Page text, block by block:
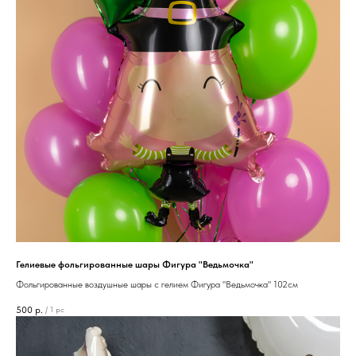
Гелиевые фольгированные шары Фигура "Ведьмочка"
Фольгированные воздушные шары с гелием Фигура "Ведьмочка" 102см
500 р. / 1 pc